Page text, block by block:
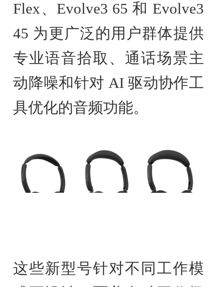
Flex、Evolve3 65 和 Evolve3
45 为更广泛的用户群体提供
专业语音拾取、通话场景主
动降噪和针对 AI 驱动协作工
具优化的音频功能。
这些新型号针对不同工作模